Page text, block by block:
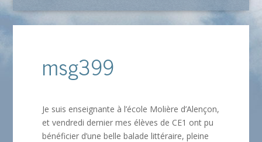
msg399
Je suis enseignante à l’école Molière d’Alençon,
et vendredi dernier mes élèves de CE1 ont pu
bénéficier d’une belle balade littéraire, pleine